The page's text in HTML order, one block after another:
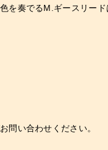
奏でるM.ギースリー
問い合わせください。